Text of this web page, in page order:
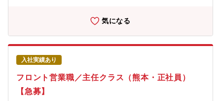
のため、ライフワークバランスを大切にされている方も働きやす
しずつ慣れて頑張っていきましょう！
ッフがいます。（書類作成は決められたフォーマットやシステム
がありますので、未経験者もご安心ください！）◎共用部やエレ
ベータなど点検報告書の確認や、建物の修繕提案など定期巡回や
清掃等を行う管理業務は専門のスタッフが担当しています。（設
備に関する詳しい知識を学べる研修施設があります。入社後の研
修もございます！）◎理事会、総会の運営サポート管理組合の収
支報告や、司会進行、修繕工事の提案プレゼンを行います。（慣
れるまでは先輩社員が同行します。ご安心ください！）◎入居者
様からのお困りごとサポート（同社では24時間365日、自社運営
気になる
入社実績あり
フロント営業職／主任クラス（熊本・正社員）
【急募】